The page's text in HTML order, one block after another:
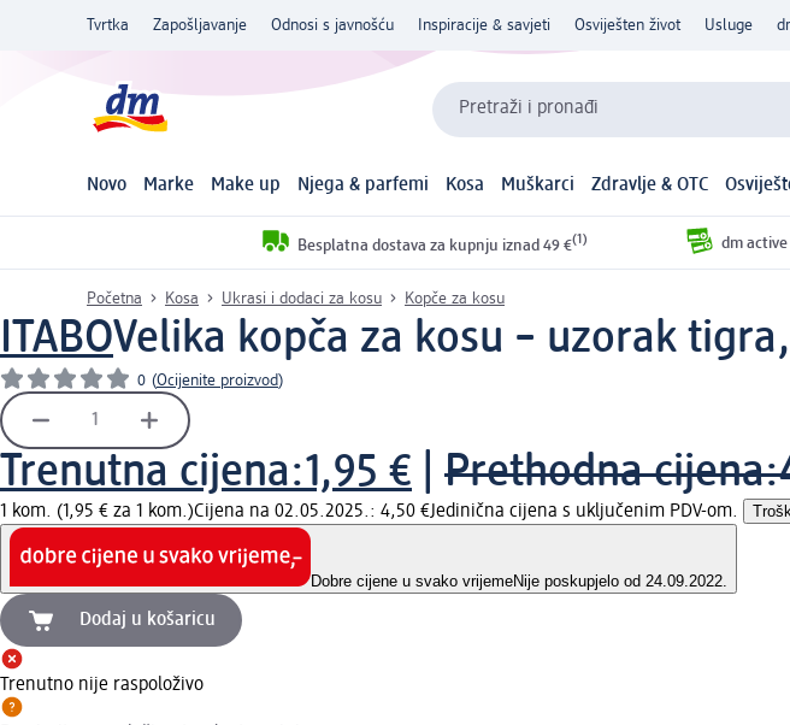
Tvrtka Zapošljavanje Odnosi s javnošću Inspiracije & savjeti Osviješten život Usluge
Pretraži i pronađi
Novo Marke Make up Njega & parfemi Kosa Muškarci Zdravlje & OTC
Besplatna dostava za kupnju iznad 49 €(1) dm
Početna Kosa Ukrasi i dodaci za kosu Kopče za kosu
ITABOVelika kopča za kosu – uzorak
0 (Ocijenite proizvod)
Trenutna cijena:1,95 € Prethodna cijena:
1 kom. (1,95 € za 1 kom.)Cijena na 02.05.2025.: 4,50 €Jedinična cijena s uključenim PDV-om.
Dobre cijene u svako vrijemeNije poskupjelo od 24.09.2022.
Dodaj u košaricu
Trenutno nije raspoloživo